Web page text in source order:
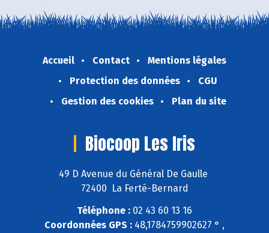
Accueil Contact
Mentions légales
Protection des données
CGU
Gestion des cookies
Plan du site
Biocoop Les Iris
49 D Avenue du Général De Gaulle
72400 La Ferté-Bernard
Téléphone : 02 43 60 13 16
Coordonnées GPS : 48,1784759902627 ° ,